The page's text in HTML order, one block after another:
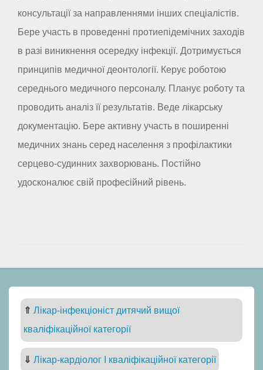
консультації за направленнями інших спеціалістів.
Бере участь в проведенні протиепідемічних заходів
в разі виникнення осередку інфекції. Дотримується
принципів медичної деонтології. Керує роботою
середнього медичного персоналу. Планує роботу та
проводить аналіз її результатів. Веде лікарську
документацію. Бере активну участь в поширенні
медичних знань серед населення з профілактики
серцево-судинних захворювань. Постійно
удосконалює свій професійний рівень.
⇑ Лікар-інфекціоніст дитячий вищої
кваліфікаційної категорії
⇓ Лікар-кардіолог I кваліфікаційної категорії